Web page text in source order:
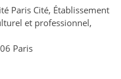
Paris Cité, Établissement
et professionnel,
Paris